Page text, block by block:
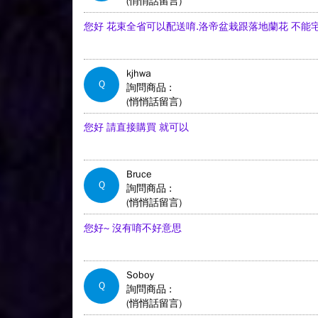
您好 花束全省可以配送唷.洛帝盆栽跟落地蘭花 不能
Q
kjhwa
詢問商品 :
(悄悄話留言)
您好 請直接購買 就可以
Q
Bruce
詢問商品 :
(悄悄話留言)
您好~ 沒有唷不好意思
Q
Soboy
詢問商品 :
(悄悄話留言)